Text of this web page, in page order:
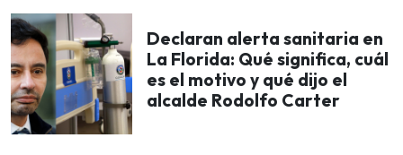
Declaran alerta sanitaria en
La Florida: Qué significa, cuál
es el motivo y qué dijo el
alcalde Rodolfo Carter